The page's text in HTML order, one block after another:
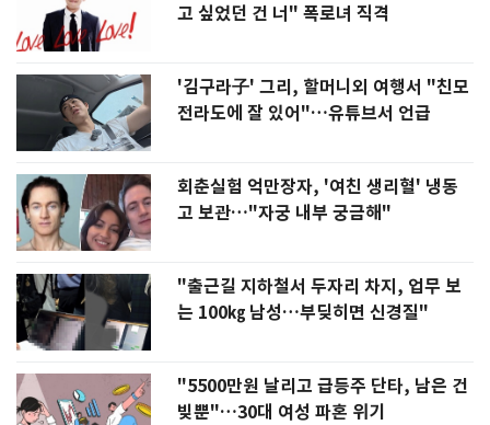
고 싶었던 건 너" 폭로녀 직격
'김구라子' 그리, 할머니외 여행서 "친모
전라도에 잘 있어"…유튜브서 언급
회춘실험 억만장자, '여친 생리혈' 냉동
고 보관…"자궁 내부 궁금해"
"출근길 지하철서 두자리 차지, 업무 보
는 100㎏ 남성…부딪히면 신경질"
"5500만원 날리고 급등주 단타, 남은 건
빚뿐"…30대 여성 파혼 위기